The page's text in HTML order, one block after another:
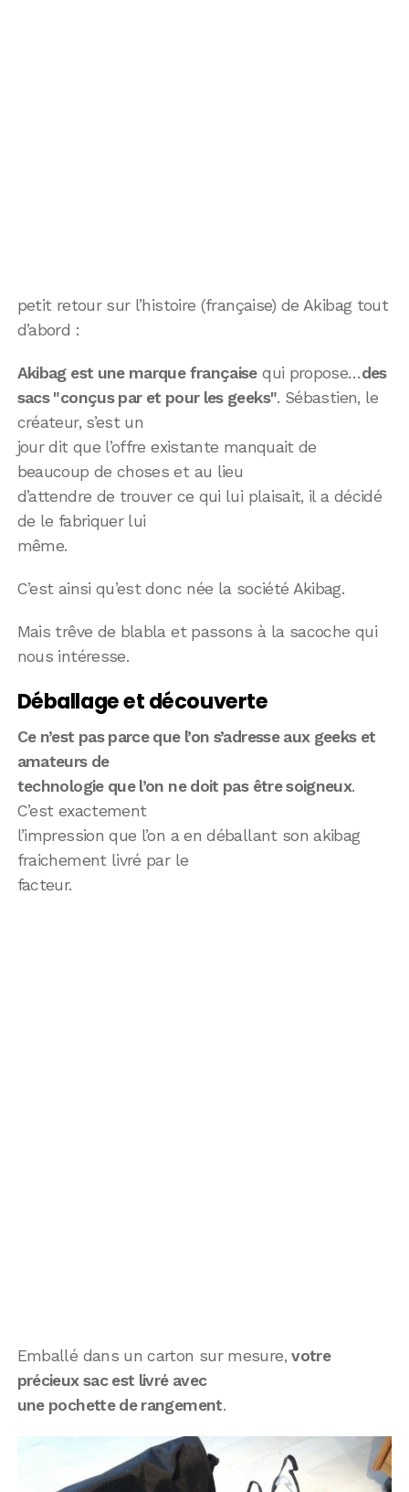
petit retour sur l’histoire (française) de Akibag tout
d’abord :
Akibag est une marque françaisequi propose…des
sacs "conçus par et pour les geeks". Sébastien, le
créateur, s’est un
jour dit que l’offre existante manquait de
beaucoup de choses et au lieu
d’attendre de trouver ce qui lui plaisait, il a décidé
de le fabriquer lui
même.
C’est ainsi qu’est donc née la société Akibag.
Mais trêve de blabla et passons à la sacoche qui
nous intéresse.
Déballage et découverte
Ce n’est pas parce que l’on s’adresse aux geeks et
amateurs de
technologie que l’on ne doit pas être soigneux.
C’est exactement
l’impression que l’on a en déballant son akibag
fraichement livré par le
facteur.
Emballé dans un carton sur mesure,votre
précieux sac est livré avec
une pochette de rangement.